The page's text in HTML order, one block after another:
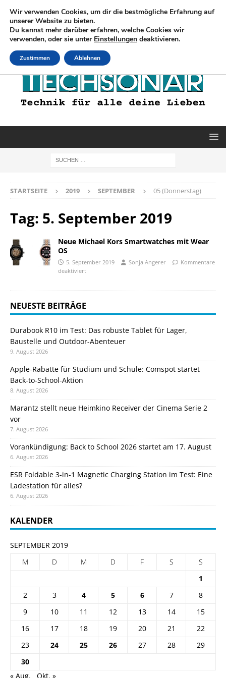
STARTSEITE 2019 SEPTEMBER 05 (Donnerstag)
Tag: 5. September 2019
Neue Michael Kors Smartwatches mit Wear
OS
5. September 2019 Sonja Angerer
Kommentare
deaktiviert
NEUESTE BEITRÄGE
Durabook R10 im Test: Das robuste Tablet für Lager,
Baustelle und Outdoor-Abenteuer
9. August 2026
Apple-Rabatte für Studium und Schule: Comspot startet
Back-to-School-Aktion
8. August 2026
Marantz stellt neue Heimkino Receiver der Cinema Serie 2
vor
7. August 2026
Vorankündigung: Back to School 2026 startet am 17. August
6. August 2026
ESR Foldable 3-in-1 Magnetic Charging Station im Test: Eine
Ladestation für alles?
6. August 2026
KALENDER
SEPTEMBER 2019
M
D M D F S
S
1
2
3 4 5 6 7
8
9
10 11 12 13 14
15
16
17 18 19 20 21
22
23
24 25 26 27 28
29
30
« Aug.
Okt. »
Wir verwenden Cookies, um dir die bestmögliche Erfahrung auf
unserer Website zu bieten.
Du kannst mehr darüber erfahren, welche Cookies wir
verwenden, oder sie unter Einstellungen deaktivieren.
Zustimmen Ablehnen